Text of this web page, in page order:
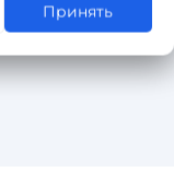
Принять